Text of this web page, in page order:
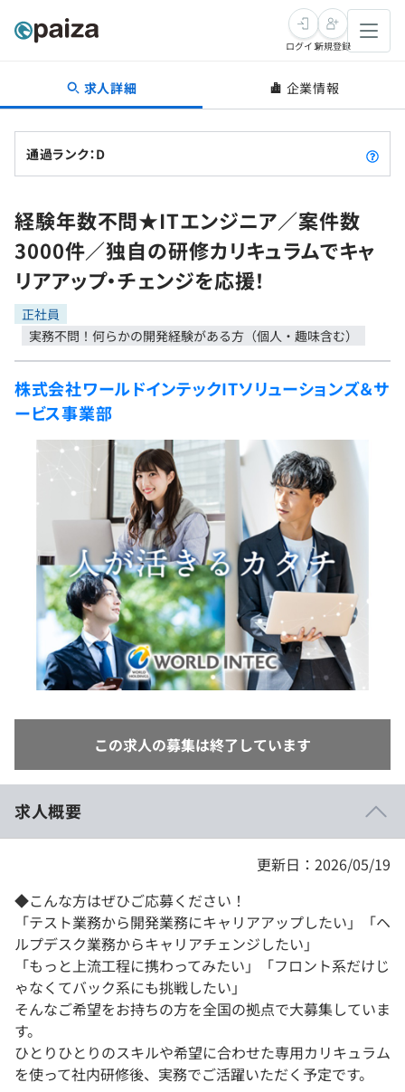
転職・キャリア
転職成功ガイド
転職エージェント
インタビュー
転職成功ガイド
新卒就活
求人検索
本選考
インターン
イベント・セミナー
インタビュー
就活成功ガイド
学習
問題集
4択課題
ナレッジ
リファレンス
個人向けプラン
法人向けプラン
学校向けプラン
契約内容・クーポン
プログラミング言語
評価結果一覧
再チャレンジ結果一覧
ゲーム・マンガ
Tech Team Journal
paiza times
note
paizaとは？
ログイン新規登録
求人詳細 企業情報
通過ランク：D
経験年数不問★ITエンジニア／案件数
3000件／独自の研修カリキュラムでキャ
リアアップ・チェンジを応援！
正社員
実務不問！何らかの開発経験がある方（個人・趣味含む）
株式会社ワールドインテックITソリューションズ＆サ
ービス事業部
この求人の募集は終了しています
求人概要
更新日：2026/05/19
◆こんな方はぜひご応募ください！
「テスト業務から開発業務にキャリアアップしたい」「ヘ
ルプデスク業務からキャリアチェンジしたい」
「もっと上流工程に携わってみたい」「フロント系だけじ
ゃなくてバック系にも挑戦したい」
そんなご希望をお持ちの方を全国の拠点で大募集していま
す。
ひとりひとりのスキルや希望に合わせた専用カリキュラム
を使って社内研修後、実務でご活躍いただく予定です。